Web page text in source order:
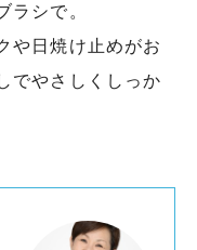
ラシで。
や日焼け止めがお
でやさしくしっか